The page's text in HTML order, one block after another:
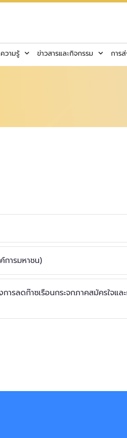
วามรู้ ข่าวสารและกิจกรรม การ
การมหาชน)
รลดก๊าซเรือนกระจกภาคสมัครใจแล